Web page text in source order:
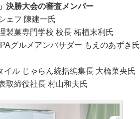
決勝大会の審査メンバー
ェフ 陳建一氏
製菓専門学校 校長 柘植末利氏
グルメアンバサダー もえのあずき氏
ル じゃらん統括編集長 大橋菜央氏
取締役社長 村山和夫氏